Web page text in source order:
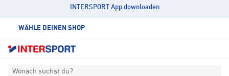
INTERSPORT App downloaden
WÄHLE DEINEN SHOP
Wonach suchst du?